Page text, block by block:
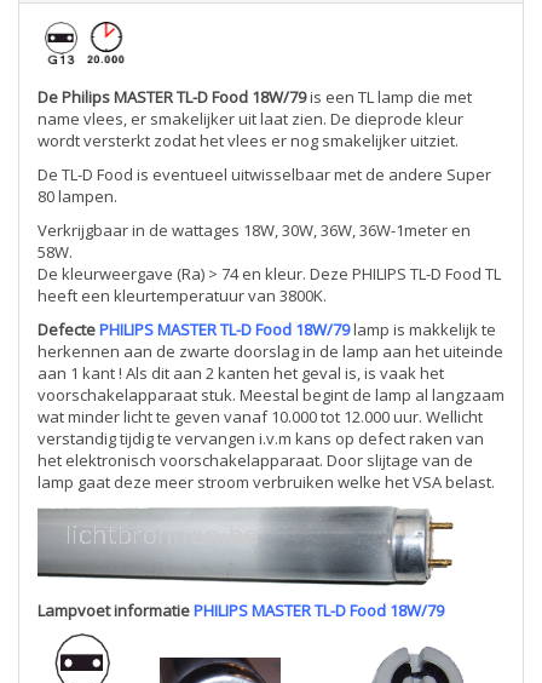
De Philips MASTER TL-D Food 18W/79is een TL lamp die met
name vlees, er smakelijker uit laat zien. De dieprode kleur
wordt versterkt zodat het vlees er nog smakelijker uitziet.
De TL-D Food is eventueel uitwisselbaar met de andere Super
80 lampen.
Verkrijgbaar in de wattages 18W, 30W, 36W, 36W-1meter en
58W.
De kleurweergave (Ra) > 74 en kleur. Deze PHILIPS TL-D Food TL
heeft een kleurtemperatuur van 3800K.
DefectePHILIPS MASTER TL-D Food 18W/79lamp is makkelijk te
herkennen aan de zwarte doorslag in de lamp aan het uiteinde
aan 1 kant ! Als dit aan 2 kanten het geval is, is vaak het
voorschakelapparaat stuk. Meestal begint de lamp al langzaam
wat minder licht te geven vanaf 10.000 tot 12.000 uur. Wellicht
verstandig tijdig te vervangen i.v.m kans op defect raken van
het elektronisch voorschakelapparaat. Door slijtage van de
lamp gaat deze meer stroom verbruiken welke het VSA belast.
Lampvoet informatiePHILIPS MASTER TL-D Food 18W/79